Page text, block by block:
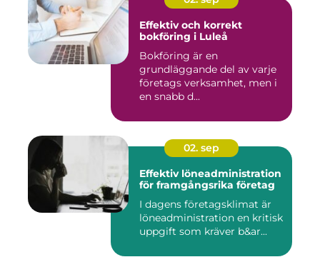
Effektiv och korrekt
bokföring i Luleå
Bokföring är en
grundläggande del av varje
företags verksamhet, men i
en snabb d...
02. sep
Effektiv löneadministration
för framgångsrika företag
I dagens företagsklimat är
löneadministration en kritisk
uppgift som kräver b&ar...